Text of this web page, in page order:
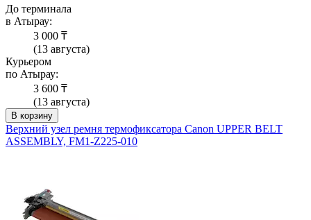
До терминала
в Атырау:
3 000 ₸
(13 августа)
Курьером
по Атырау:
3 600 ₸
(13 августа)
В корзину
Верхний узел ремня термофиксатора Canon UPPER BELT
ASSEMBLY, FM1-Z225-010